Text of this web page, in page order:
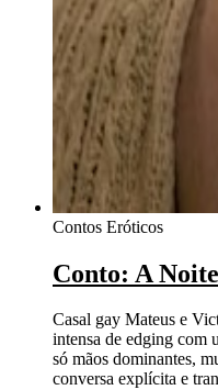
Contos Eróticos
Conto: A
Casal gay Mateus e
intensa de edging com
só mãos dominantes,
conversa explícita e